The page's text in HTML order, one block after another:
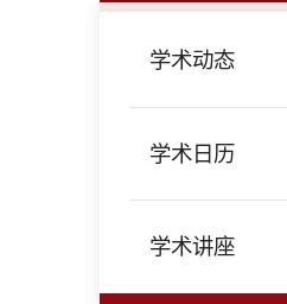
学术动态
学术日历
学术讲座